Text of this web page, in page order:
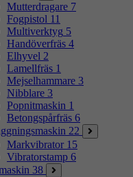
Mutterdragare 7
Fogpistol 11
Multiverktyg 5
Handöverfräs 4
Elhyvel 2
Lamellfräs 1
Mejselhammare 3
Nibblare 3
Popnitmaskin 1
Betongspårfräs 6
22
Markvibrator 15
Vibratorstamp 6
38